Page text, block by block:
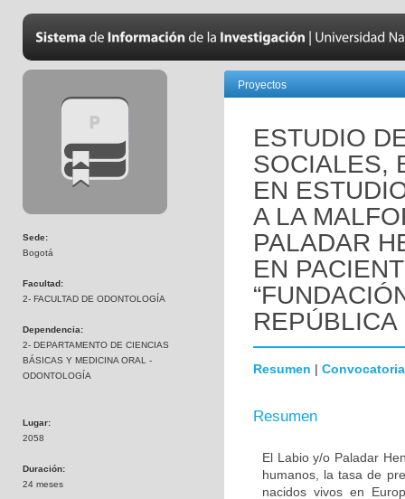
Sede:
Bogotá
Facultad:
2- FACULTAD DE ODONTOLOGÍA
Dependencia:
2- DEPARTAMENTO DE CIENCIAS
BÁSICAS Y MEDICINA ORAL -
ODONTOLOGÍA
Lugar:
2058
Duración:
24 meses
Proyectos
ESTUDIO
SOCIALES,
EN
A LA
PALADAR
EN
Resumen | Convocatoria
Resumen
El Labio y/o Paladar
humanos, la tasa de
nacidos vivos en